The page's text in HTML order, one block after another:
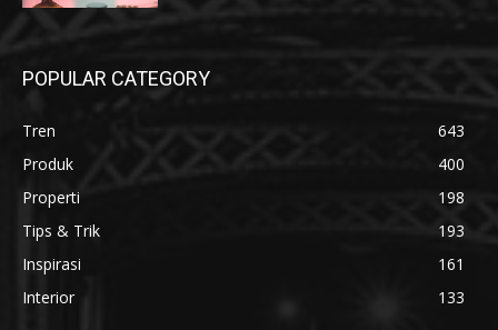
POPULAR CATEGORY
Tren
643
Produk
400
Properti
198
Tips & Trik
193
Inspirasi
161
Interior
133